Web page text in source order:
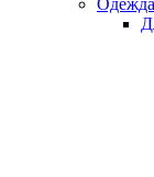
Одежда